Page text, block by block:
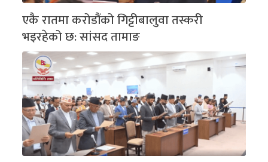
एकै रातमा करोडौंको गिट्टीबालुवा तस्करी
भइरहेको छ: सांसद तामाङ